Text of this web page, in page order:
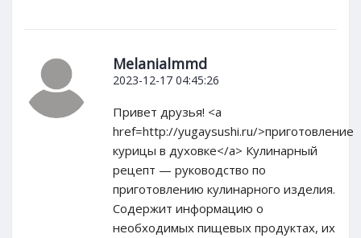
Melanialmmd
2023-12-17 04:45:26
Привет друзья! <a
href=http://yugaysushi.ru/>приготовление
курицы в духовке</a> Кулинарный
рецепт — руководство по
приготовлению кулинарного изделия.
Содержит информацию о
необходимых пищевых продуктах, их